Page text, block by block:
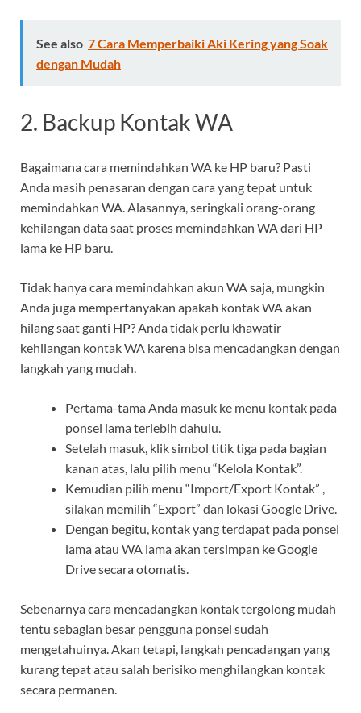
See also 7 Cara Memperbaiki Aki Kering yang Soak
dengan Mudah
2. Backup Kontak WA
Bagaimana cara memindahkan WA ke HP baru? Pasti
Anda masih penasaran dengan cara yang tepat untuk
memindahkan WA. Alasannya, seringkali orang-orang
kehilangan data saat proses memindahkan WA dari HP
lama ke HP baru.
Tidak hanya cara memindahkan akun WA saja, mungkin
Anda juga mempertanyakan apakah kontak WA akan
hilang saat ganti HP? Anda tidak perlu khawatir
kehilangan kontak WA karena bisa mencadangkan dengan
langkah yang mudah.
Pertama-tama Anda masuk ke menu kontak pada
ponsel lama terlebih dahulu.
Setelah masuk, klik simbol titik tiga pada bagian
kanan atas, lalu pilih menu “Kelola Kontak”.
Kemudian pilih menu “Import/Export Kontak” ,
silakan memilih “Export” dan lokasi Google Drive.
Dengan begitu, kontak yang terdapat pada ponsel
lama atau WA lama akan tersimpan ke Google
Drive secara otomatis.
Sebenarnya cara mencadangkan kontak tergolong mudah
tentu sebagian besar pengguna ponsel sudah
mengetahuinya. Akan tetapi, langkah pencadangan yang
kurang tepat atau salah berisiko menghilangkan kontak
secara permanen.